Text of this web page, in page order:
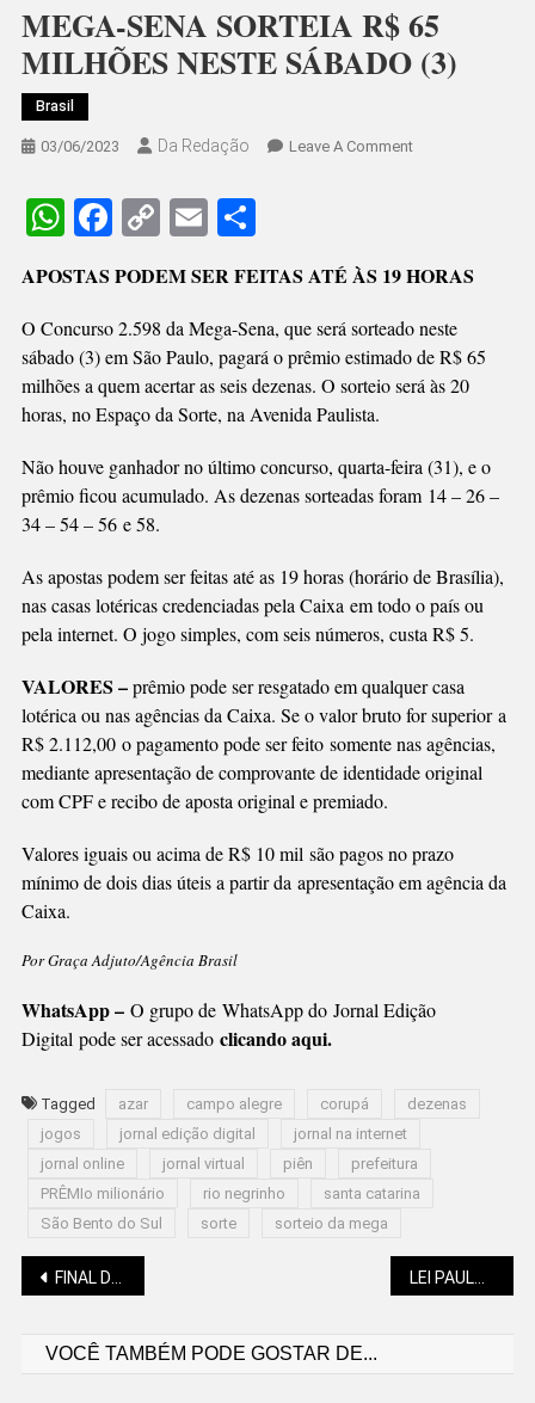
MEGA-SENA SORTEIA R$ 65
MILHÕES NESTE SÁBADO (3)
Brasil
03/06/2023 Da Redação Leave A CommentOn
65
NESTE
SÁBADO
(3)
WhatsApp
Facebook
CopyEmailShare
APOSTAS PODEM SER FEITAS ATÉ ÀS 19 HORAS
O Concurso 2.598 da Mega-Sena, que será sorteado neste
sábado (3) em São Paulo, pagará o prêmio estimado de R$ 65
milhões a quem acertar as seis dezenas. O sorteio será às 20
horas, no Espaço da Sorte, na Avenida Paulista.
Não houve ganhador no último concurso, quarta-feira (31), e o
prêmio ficou acumulado. As dezenas sorteadas foram 14 – 26 –
34 – 54 – 56 e 58.
As apostas podem ser feitas até as 19 horas (horário de Brasília),
nas casas lotéricas credenciadas pela Caixa em todo o país ou
pela internet. O jogo simples, com seis números, custa R$ 5.
VALORES –prêmio pode ser resgatado em qualquer casa
lotérica ou nas agências da Caixa. Se o valor bruto for superior a
R$ 2.112,00 o pagamento pode ser feito somente nas agências,
mediante apresentação de comprovante de identidade original
com CPF e recibo de aposta original e premiado.
Valores iguais ou acima de R$ 10 mil são pagos no prazo
mínimo de dois dias úteis a partir da apresentação em agência da
Caixa.
Por Graça Adjuto/Agência Brasil
WhatsApp – O grupo de WhatsApp do Jornal Edição
Digital pode ser acessado clicando aqui.
Tagged azar campo alegre corupá
dezenas
jogos
jornal edição digital
jornal na internet
jornal online
jornal virtual piên
prefeitura
PRÊMIo milionário
rio negrinho
santa catarina
São Bento do Sul
sorte sorteio da mega
Navegação
FINAL DO MUNICIPAL DE FUTEBOL É NESTE SÁBADO (3)
VOCÊ TAMBÉM PODE GOSTAR DE...